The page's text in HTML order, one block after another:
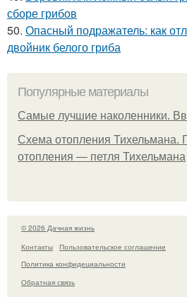
сборе грибов
50. Опасный подражатель: как
двойник белого гриба
Популярные материалы
Самые лучшие наколенники.
Схема отопления Тихельмана.
отопления — петля Тихельмана
© 2026 Дачная жизнь
Контакты
Пользовательское соглашение
Политика конфидециальности
Обратная связь